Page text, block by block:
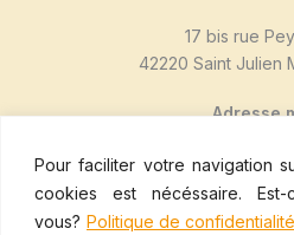
Pour faciliter votre navigation
cookies est nécéssaire.
vous? Politique de confidentialité
17 bis rue
42220 Saint Julien
Adresse
Nous suivre sur